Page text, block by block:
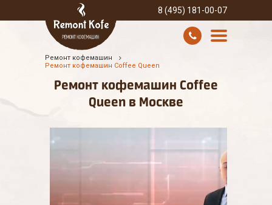
8 (495) 181-00-07
УСЛУГИ И ЦЕНЫ
Ремонт кофемашин
Ремонт кофемашин Coffee Queen
Ремонт кофемашин Coffee
Queen в Москве